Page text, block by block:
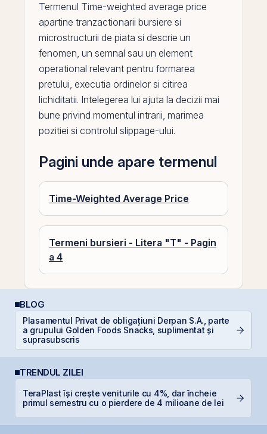
Termenul Time-weighted average price
apartine tranzactionarii bursiere si
microstructurii de piata si descrie un
fenomen, un semnal sau un element
operational relevant pentru formarea
pretului, executia ordinelor si citirea
lichiditatii. Intelegerea lui ajuta la decizii mai
bune privind momentul intrarii, marimea
pozitiei si controlul slippage-ului.
Pagini unde apare termenul
Time-Weighted Average Price
Termeni bursieri - Litera "T" - Pagin
a 4
BLOG
Plasamentul Privat de obligațiuni Derpan S.A., parte
a grupului Golden Foods Snacks, suplimentat și
suprasubscris
TRENDUL ZILEI
TeraPlast își crește veniturile cu 4%, dar încheie
primul semestru cu o pierdere de 4 milioane de lei